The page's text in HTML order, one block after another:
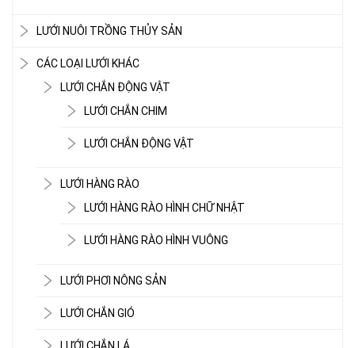
LƯỚI NUÔI TRỒNG THỦY SẢN
CÁC LOẠI LƯỚI KHÁC
LƯỚI CHẮN ĐỘNG VẬT
LƯỚI CHẮN CHIM
LƯỚI CHẮN ĐỘNG VẬT
LƯỚI HÀNG RÀO
LƯỚI HÀNG RÀO HÌNH CHỮ NHẬT
LƯỚI HÀNG RÀO HÌNH VUÔNG
LƯỚI PHƠI NÔNG SẢN
LƯỚI CHẮN GIÓ